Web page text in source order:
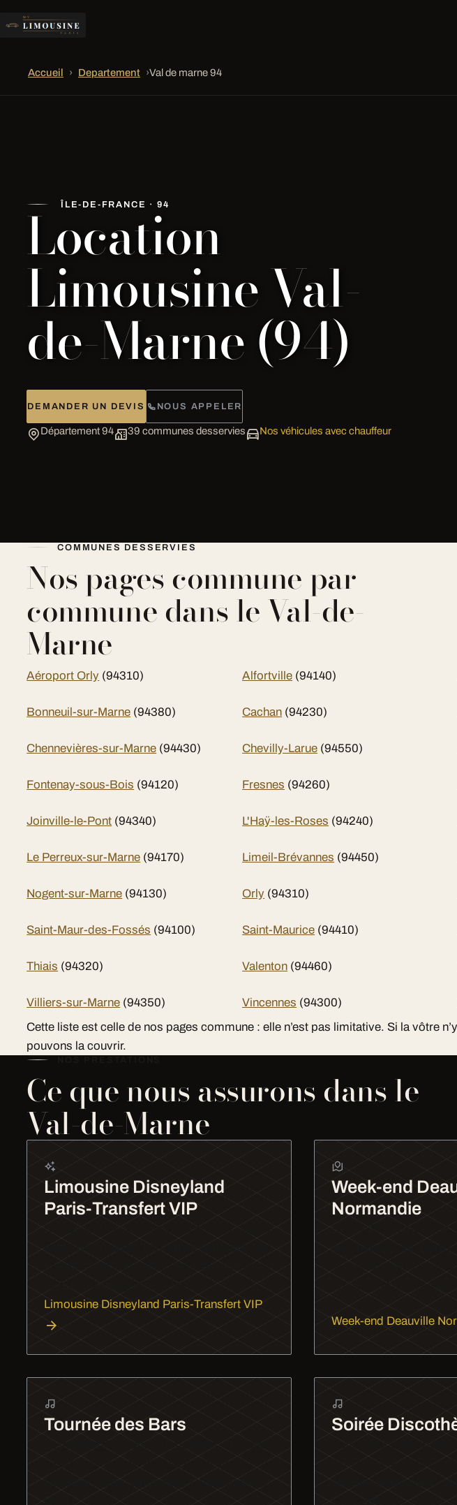
Accueil › Departement ›Val de marne 94
ÎLE-DE-FRANCE · 94
Location
Limousine Val-
de-Marne (94)
DEMANDER UN DEVIS NOUS APPELER
Département 94 39 communes desservies Nos véhicules avec chauffeur
COMMUNES DESSERVIES
Nos pages commune par
commune dans le Val-de-
Marne
Aéroport Orly (94310) Alfortville (94140)
Bonneuil-sur-Marne (94380) Cachan (94230)
Chennevières-sur-Marne (94430) Chevilly-Larue (94550)
Fontenay-sous-Bois (94120) Fresnes (94260)
Joinville-le-Pont (94340) L'Haÿ-les-Roses (94240)
Le Perreux-sur-Marne (94170) Limeil-Brévannes (94450)
Nogent-sur-Marne (94130) Orly (94310)
Saint-Maur-des-Fossés (94100) Saint-Maurice (94410)
Thiais (94320) Valenton (94460)
Villiers-sur-Marne (94350) Vincennes (94300)
Cette liste est celle de nos pages commune : elle n’est pas limitative. Si la vôtre
pouvons la couvrir.
Ce que nous assurons dans le
Val-de-Marne
Limousine Disneyland
Paris-Transfert VIP
Disneyland Paris en limousine, c'est déjà le
Limousine Disneyland Paris-Transfert VIP
Week-end
Normandie
Deauville en limousine,
Week-end Deauville
Tournée des Bars
La tournée des bars en limousine : d'un bar
conduite. Sono, ambiance et champagne à
Soirée
Soirée clubbing en
style et profitez de la